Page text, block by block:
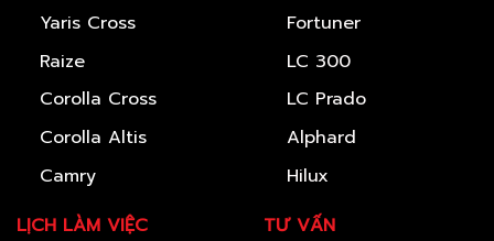
Yaris Cross
Raize
Corolla Cross
Corolla Altis
Camry
LỊCH LÀM VIỆC
Fortuner
LC 300
LC Prado
Alphard
Hilux
TƯ VẤN